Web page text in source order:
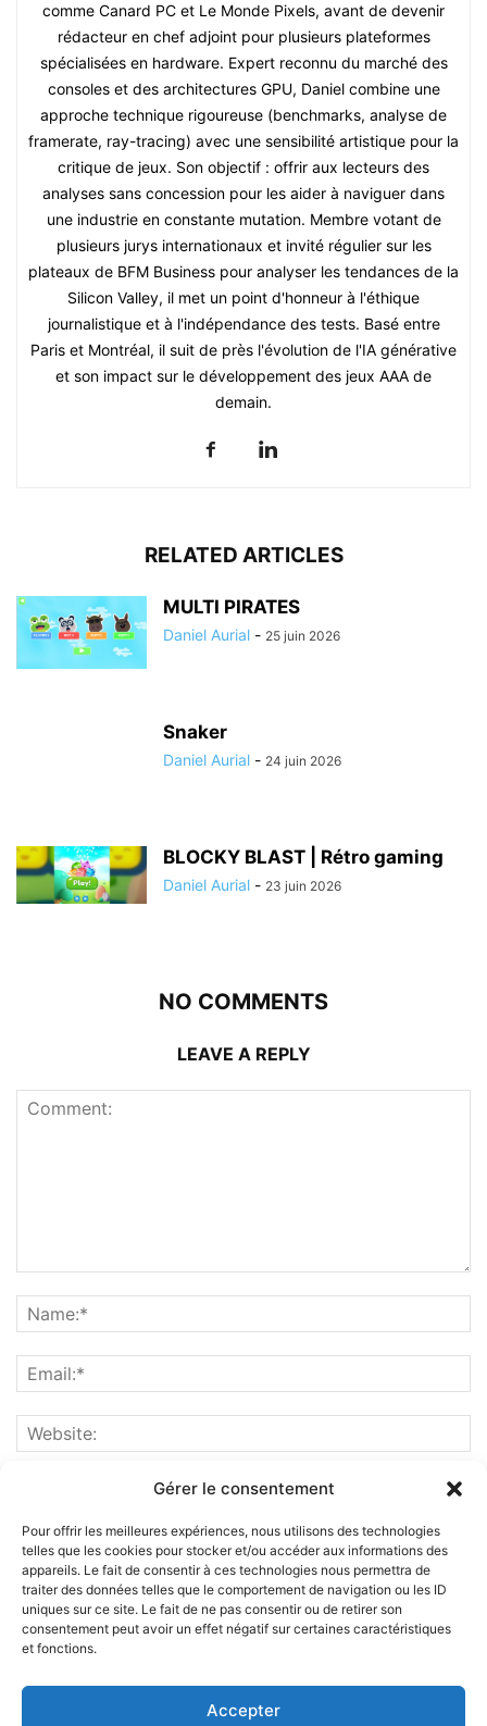
Gérer le consentement
Pour offrir les meilleures expériences, nous utilisons des technologies
telles que les cookies pour stocker et/ou accéder aux informations des
appareils. Le fait de consentir à ces technologies nous permettra de
traiter des données telles que le comportement de navigation ou les ID
uniques sur ce site. Le fait de ne pas consentir ou de retirer son
consentement peut avoir un effet négatif sur certaines caractéristiques
et fonctions.
Accepter
comme Canard PC et Le Monde Pixels, avant de devenir
rédacteur en chef adjoint pour plusieurs plateformes
spécialisées en hardware. Expert reconnu du marché des
consoles et des architectures GPU, Daniel combine une
approche technique rigoureuse (benchmarks, analyse de
framerate, ray-tracing) avec une sensibilité artistique pour la
critique de jeux. Son objectif : offrir aux lecteurs des
analyses sans concession pour les aider à naviguer dans
une industrie en constante mutation. Membre votant de
plusieurs jurys internationaux et invité régulier sur les
plateaux de BFM Business pour analyser les tendances de la
Silicon Valley, il met un point d'honneur à l'éthique
journalistique et à l'indépendance des tests. Basé entre
Paris et Montréal, il suit de près l'évolution de l'IA générative
et son impact sur le développement des jeux AAA de
demain.
RELATED ARTICLES
MULTI PIRATES
Daniel Aurial - 25 juin 2026
Snaker
Daniel Aurial - 24 juin 2026
BLOCKY BLAST | Rétro gaming
Daniel Aurial - 23 juin 2026
NO COMMENTS
LEAVE A REPLY
ABOUT US